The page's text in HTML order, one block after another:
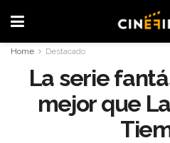
Home Destacado
La serie
mejor que